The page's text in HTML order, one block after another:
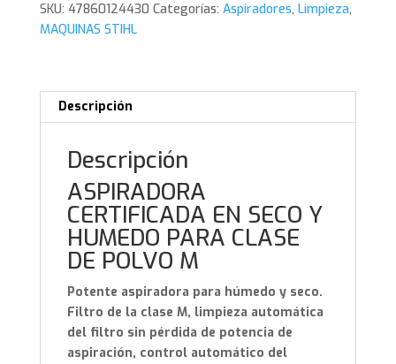
SKU: 47860124430 Categorías: Aspiradores, Limpieza,
MAQUINAS STIHL
Descripción
Descripción
ASPIRADORA
CERTIFICADA EN SECO Y
HUMEDO PARA CLASE
DE POLVO M
Potente aspiradora para húmedo y seco.
Filtro de la clase M, limpieza automática
del filtro sin pérdida de potencia de
aspiración, control automático del